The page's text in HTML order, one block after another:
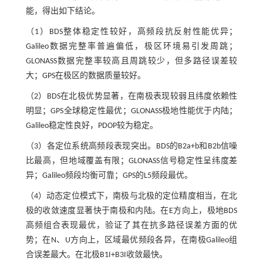
能，得出如下结论。
（1）BDS整体稳定性较好，高频段抗反射性能优异；
Galileo数据完整率普遍偏低，极区环境易引发周跳；
GLONASS数据完整率较高且周跳较少，但多路径误差较
大；GPS在极区的数据质量较好。
（2）BDS在北极优势显著，在南极表现较弱且纬度依赖性
明显；GPS全球稳定性最优；GLONASS极地性能优于内陆；
Galileo稳定性良好，PDOP较为稳定。
（3）各定位系统高频段表现突出。BDS的B2a+b和B2b信噪
比最高，但地域覆盖有限；GLONASS信号稳定性呈纬度差
异；Galileo频段均衡可靠；GPS的L5频段最优。
（4）动态定位模式下，南极与北极的定位精度相当，在北
极的收敛速度显著快于南极和内陆。在E方向上，极地BDS
高频组合表现最优，验证了其在抗多路径误差方面的优
势；在N、U方向上，区域最优频段各异，在南极Galileo组
合误差最大。在北极B1I+B3I收敛最快。